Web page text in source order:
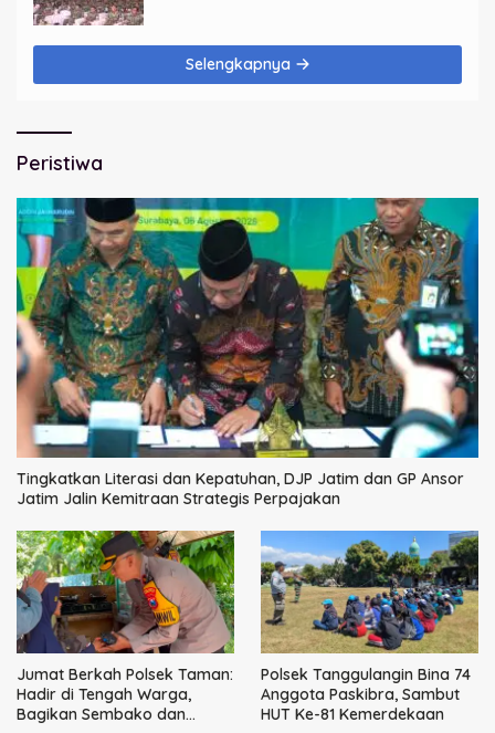
Selengkapnya
Peristiwa
Tingkatkan Literasi dan Kepatuhan, DJP Jatim dan GP Ansor
Jatim Jalin Kemitraan Strategis Perpajakan
Jumat Berkah Polsek Taman:
Hadir di Tengah Warga,
Bagikan Sembako dan
Polsek Tanggulangin Bina 74
Anggota Paskibra, Sambut
HUT Ke-81 Kemerdekaan